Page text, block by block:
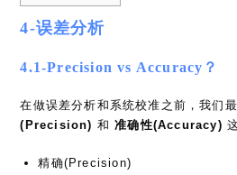
4-误差分析
4.1-Precision vs Accuracy？
在做误差分析和系统校准之前，我们
(Precision) 和准确性(Accuracy)
精确(Precision)